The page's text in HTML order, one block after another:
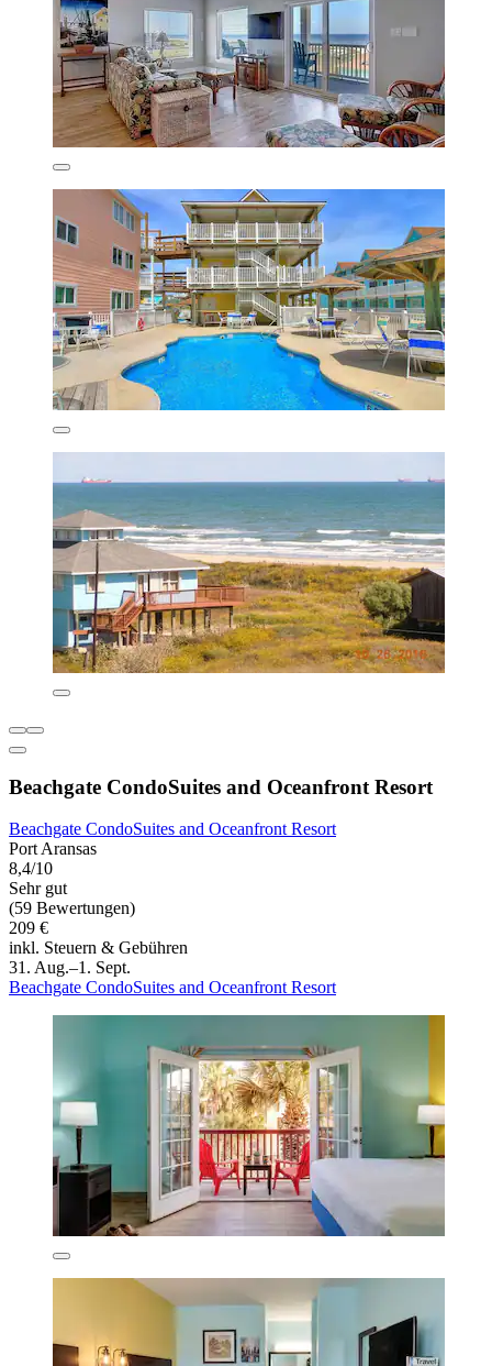
Beachgate CondoSuites and Oceanfront Resort
Beachgate CondoSuites and Oceanfront Resort
Port Aransas
8,4/10
Sehr gut
(59 Bewertungen)
209 €
inkl. Steuern & Gebühren
31. Aug.–1. Sept.
Beachgate CondoSuites and Oceanfront Resort